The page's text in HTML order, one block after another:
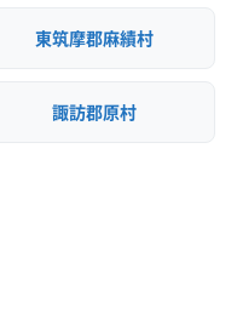
東筑摩郡麻績村
諏訪郡原村